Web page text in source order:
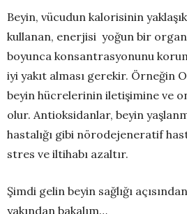
Beyin, vücudun kalorisinin
kullanan, enerjisi yoğun bir
boyunca konsantrasyonunu
iyi yakıt alması gerekir. Örneğin
beyin hücrelerinin iletişimine ve
olur. Antioksidanlar, beyin
hastalığı gibi nörodejeneratif
stres ve iltihabı azaltır.
Şimdi gelin beyin sağlığı
yakından bakalım…